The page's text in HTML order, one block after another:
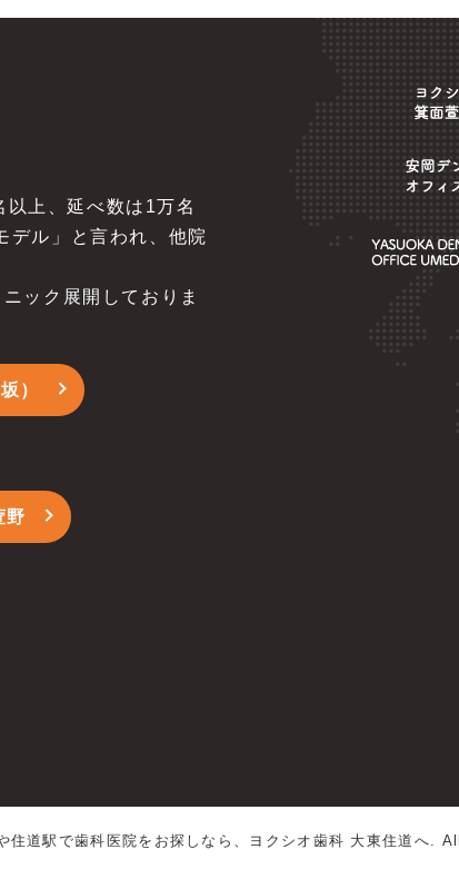
上、延べ数は1万名
デル」と言われ、他院
ニック展開しておりま
）
野
住道駅で歯科医院をお探しなら、ヨクシオ歯科 大東住道へ.